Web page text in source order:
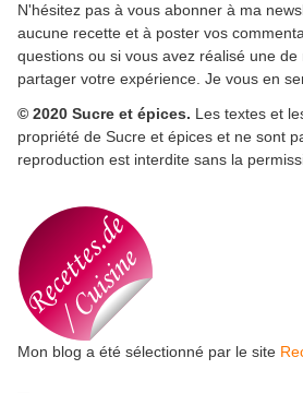
N'hésitez pas à vous abonner à ma
aucune recette et à poster vos
questions ou si vous avez réalisé une
partager votre expérience. Je vous en
© 2020 Sucre et épices. Les textes et
propriété de Sucre et épices et ne sont
reproduction est interdite sans la
Mon blog a été sélectionné par le site